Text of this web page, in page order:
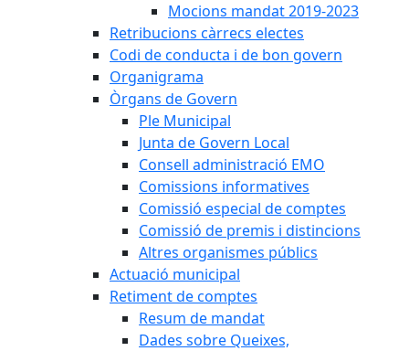
Mocions mandat 2019-2023
Retribucions càrrecs electes
Codi de conducta i de bon govern
Organigrama
Òrgans de Govern
Ple Municipal
Junta de Govern Local
Consell administració EMO
Comissions informatives
Comissió especial de comptes
Comissió de premis i distincions
Altres organismes públics
Actuació municipal
Retiment de comptes
Resum de mandat
Dades sobre Queixes,